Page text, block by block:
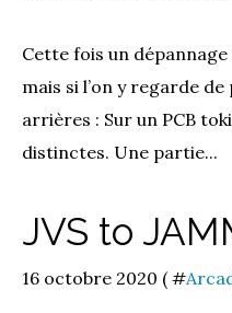
Cette fois un
mais si l’on y regarde
arrières : Sur un PCB
distinctes. Une partie...
JVS to
16 octobre 2020 ( #